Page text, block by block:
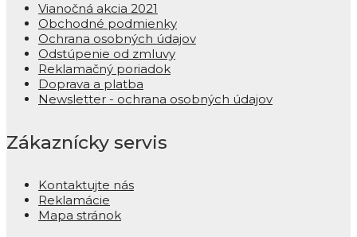
Vianočná akcia 2021
Obchodné podmienky
Ochrana osobných údajov
Odstúpenie od zmluvy
Reklamačný poriadok
Doprava a platba
Newsletter - ochrana osobných údajov
Zákaznícky servis
Kontaktujte nás
Reklamácie
Mapa stránok